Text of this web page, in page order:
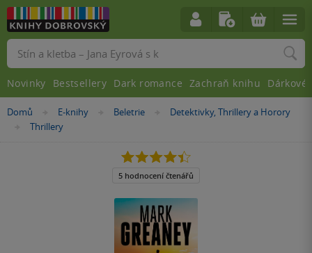
Nacházíte
Domů »E-knihy »
Beletrie »
Detektivky, Thrillery a Horory
»
Thrillery
4.4
z
5
5 hodnocení čtenářů
Vyhledávání
Novinky Bestsellery Dark romance Zachraň knihu Dárkové